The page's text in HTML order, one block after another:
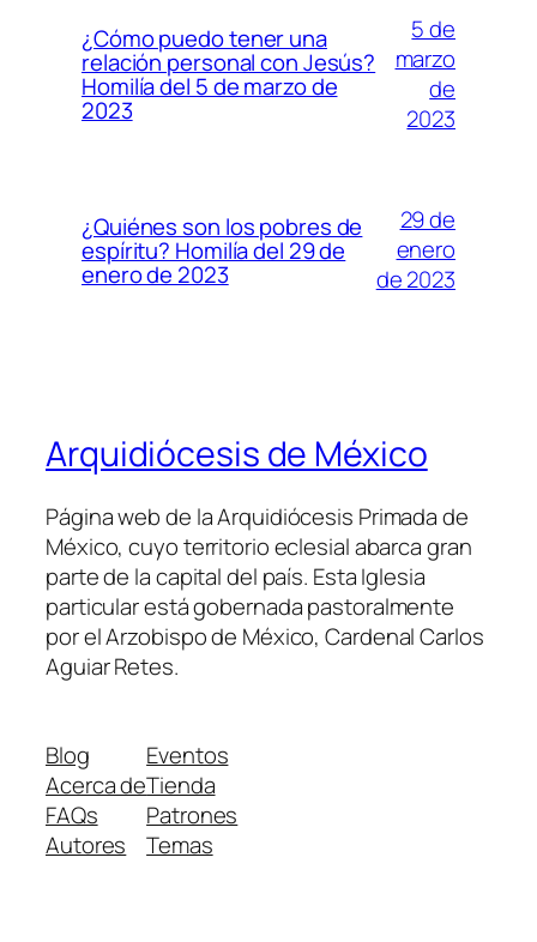
¿Cómo puedo tener una
relación personal con Jesús?
Homilía del 5 de marzo de
2023
5 de
marzo
de
2023
¿Quiénes son los pobres de
espíritu? Homilía del 29 de
enero de 2023
29 de
enero
de 2023
Arquidiócesis de México
Página web de la Arquidiócesis Primada de
México, cuyo territorio eclesial abarca gran
parte de la capital del país. Esta Iglesia
particular está gobernada pastoralmente
por el Arzobispo de México, Cardenal Carlos
Aguiar Retes.
Blog
Acerca de
FAQs
Autores
Eventos
Tienda
Patrones
Temas